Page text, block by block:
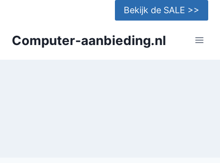
Bekijk de SALE >>
Computer-aanbieding.nl